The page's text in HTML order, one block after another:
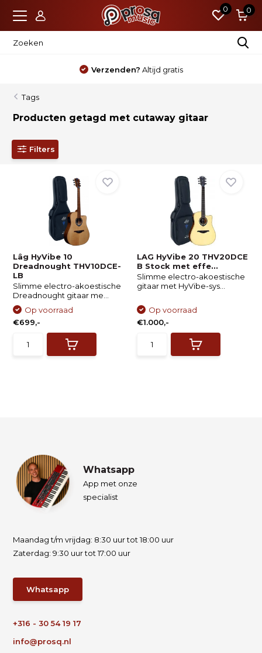
0 0
Verzenden? Altijd gratis
Tags
Producten getagd met cutaway gitaar
Filters
Lâg HyVibe 10
Dreadnought THV10DCE-
LB
Slimme electro-akoestische
Dreadnought gitaar me...
Op voorraad
€699,-
LAG HyVibe 20 THV20DCE
B Stock met effe...
Slimme electro-akoestische
gitaar met HyVibe-sys...
Op voorraad
€1.000,-
Whatsapp
App met onze
specialist
Maandag t/m vrijdag: 8:30 uur tot 18:00 uur
Zaterdag: 9:30 uur tot 17:00 uur
Whatsapp
+316 - 30 54 19 17
info@prosq.nl